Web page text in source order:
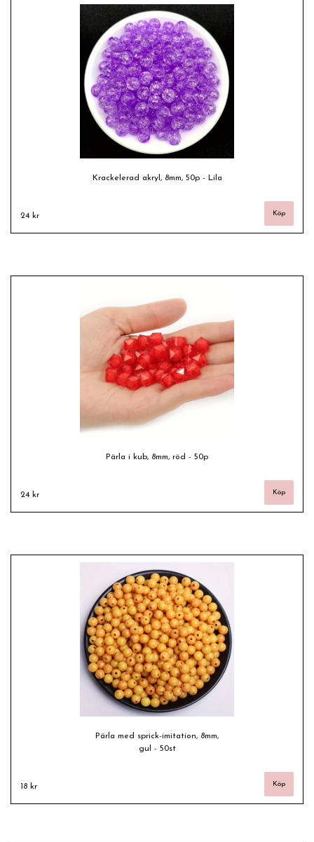
Krackelerad akryl, 8mm, 50p - Lila
24 kr
Pärla i kub, 8mm, röd - 50p
24 kr
Pärla med sprick-imitation, 8mm,
gul - 50st
18 kr